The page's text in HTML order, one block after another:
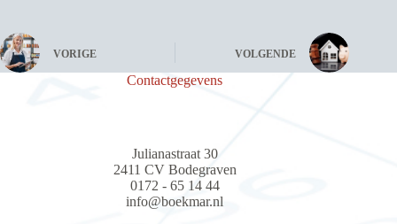
VORIGE VOLGENDE
Contactgegevens
Julianastraat 30
2411 CV Bodegraven
0172 - 65 14 44
info@boekmar.nl